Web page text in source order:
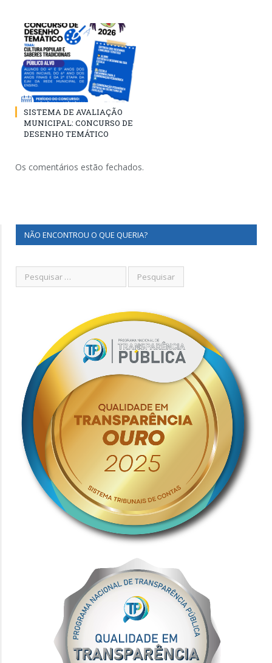
SISTEMA DE AVALIAÇÃO
MUNICIPAL: CONCURSO DE
DESENHO TEMÁTICO
Os comentários estão fechados.
NÃO ENCONTROU O QUE QUERIA?